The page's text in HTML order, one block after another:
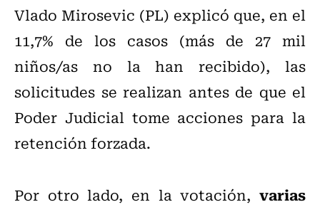
Vlado Mirosevic (PL) explicó que, en el
11,7% de los casos (más de 27 mil
niños/as no la han recibido), las
solicitudes se realizan antes de que el
Poder Judicial tome acciones para la
retención forzada.
Por otro lado, en la votación, varias